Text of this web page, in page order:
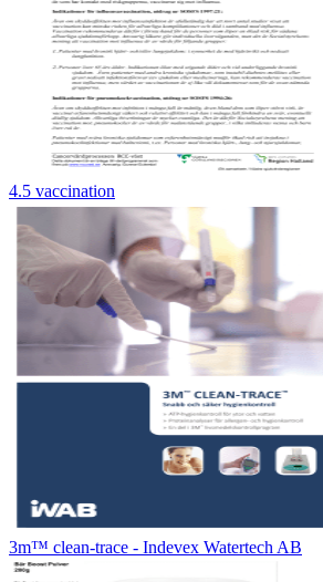
4.5 vaccination
3m™ clean-trace - Indevex Watertech AB